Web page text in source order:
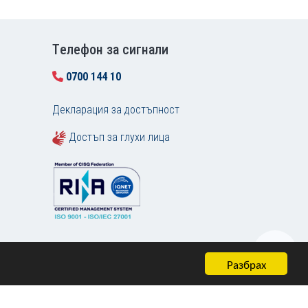
Разбрах
Tелефон за сигнали
0700 144 10
Декларация за достъпност
Достъп за глухи лица